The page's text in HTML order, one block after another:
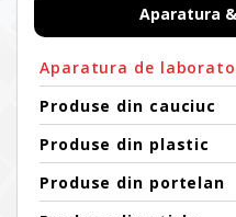
Aparatura
Aparatura de
Produse din cauciuc
Produse din plastic
Produse din portelan